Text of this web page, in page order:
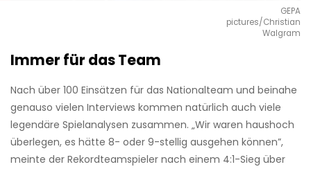
GEPA
pictures/Christian
Walgram
Immer für das Team
Nach über 100 Einsätzen für das Nationalteam und beinahe
genauso vielen Interviews kommen natürlich auch viele
legendäre Spielanalysen zusammen. „Wir waren haushoch
überlegen, es hätte 8- oder 9-stellig ausgehen können”,
meinte der Rekordteamspieler nach einem 4:1-Sieg über